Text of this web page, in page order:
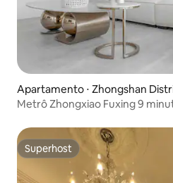
Apartamento ⋅ Zhongshan
Metrô Zhongxiao Fuxing 9
frontal e traseira/equipamento
Superhost
Superhost